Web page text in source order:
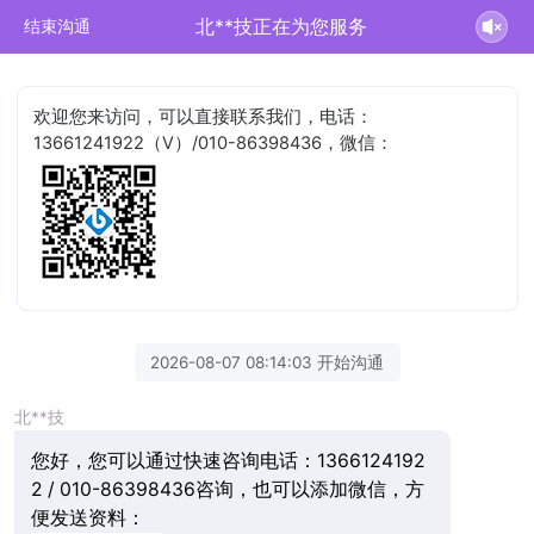
结束沟通 北**技正在为您服务
欢迎您来访问，可以直接联系我们，电话：
13661241922（V）/010-86398436，微信：
2026-08-07 08:14:03 开始沟通
北**技
您好，您可以通过快速咨询电话：1366124192
2 / 010-86398436咨询，也可以添加微信，方
便发送资料：